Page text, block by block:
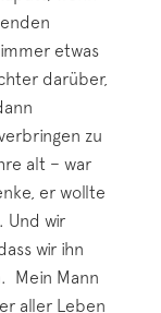
etwas
darüber,
zu
alt – war
er wollte
Und wir
wir ihn
Mein Mann
aller Leben